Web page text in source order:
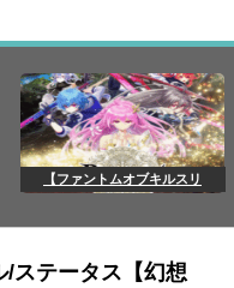
【ファントムオブキルスリ
/ステータス【幻想